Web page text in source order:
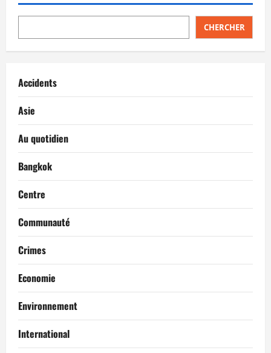
CHERCHER
Accidents
Asie
Au quotidien
Bangkok
Centre
Communauté
Crimes
Economie
Environnement
International